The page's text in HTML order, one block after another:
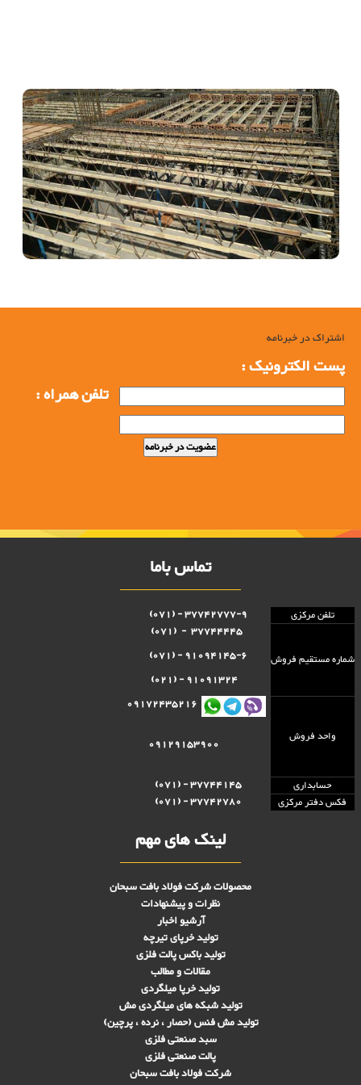
اشتراک در خبرنامه
پست الکترونیک :
تلفن همراه :
تماس باما
تلفن مرکزی 37742777-9 - (071)
شماره مستقيم فروش
91094145-6 - (071)
واحد فروش
09172435216
حسابداری
37744145 - (071)
فکس دفتر مرکزی
37742780 - (071)
لینک های مهم
محصولات شرکت فولاد بافت سبحان
نظرات و پیشنهادات
آرشیو اخبار
تولید خرپای تیرچه
تولید باکس پالت فلزی
مقالات و مطالب
تولید خرپا میلگردی
تولید شبکه های ميلگردی مش
تولید مش فنس (حصار ، نرده ، پرچین)
سبد صنعتی فلزی
پالت صنعتی فلزی
شرکت فولاد بافت سبحان